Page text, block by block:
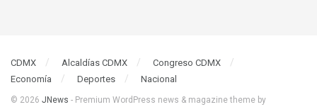
CDMX Alcaldías CDMX
Congreso CDMX
Economía
Deportes Nacional
© 2026 JNews - Premium WordPress news & magazine theme by